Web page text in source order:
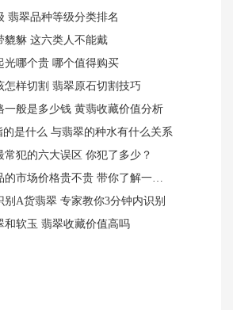
翡翠品种等级分类排名
貔貅 这六类人不能戴
光哪个贵 哪个值得购买
怎样切割 翡翠原石切割技巧
一般是多少钱 黄翡收藏价值分析
的是什么 与翡翠的种水有什么关系
常犯的六大误区 你犯了多少？
市场价格贵不贵 带你了解一下市场
别A货翡翠 专家教你3分钟内识别
和软玉 翡翠收藏价值高吗